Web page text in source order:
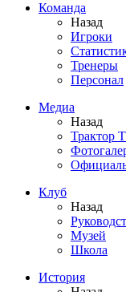
Команда
Назад
Игроки
Тренеры
Персонал
Медиа
Назад
Трактор
Клуб
Назад
Музей
Школа
История